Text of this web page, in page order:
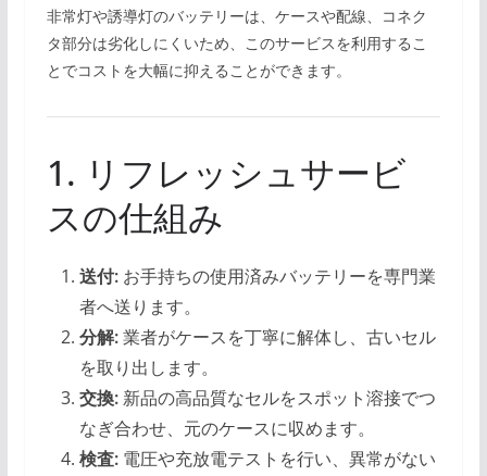
非常灯や誘導灯のバッテリーは、ケースや配線、コネク
タ部分は劣化しにくいため、このサービスを利用するこ
とでコストを大幅に抑えることができます。
1. リフレッシュサービ
スの仕組み
送付:お手持ちの使用済みバッテリーを専門業
者へ送ります。
分解:業者がケースを丁寧に解体し、古いセル
を取り出します。
交換:新品の高品質なセルをスポット溶接でつ
なぎ合わせ、元のケースに収めます。
検査:電圧や充放電テストを行い、異常がない